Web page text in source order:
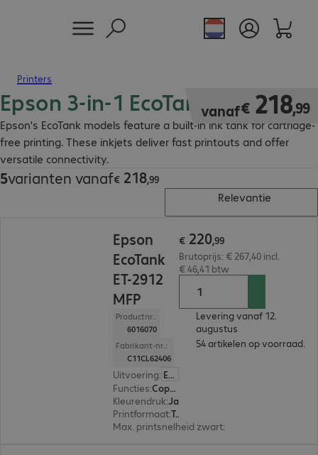
Printers
Epson 3-in-1 EcoTank Printer
Epson's EcoTank models feature a built-in ink tank for cartridge-
free printing. These inkjets deliver fast printouts and offer
versatile connectivity.
vanaf€ 218,99
€ 218,99
5varianten vanaf€ 218,99
€ 218,99
Relevantie
Epson
EcoTank
ET-2912
MFP
Productnr.:
6016070
Fabrikant-nr.:
C11CL62406
Uitvoering: Europa
Functies:
Copy, Print, Scan
Kleurendruk:Ja
Printformaat: Tot max. A4
Max. printsnelheid zwart:
€ 220,99
Brutoprijs: € 267,40 incl.
€ 46,41 btw
Levering vanaf 12.
augustus
54 artikelen op voorraad.